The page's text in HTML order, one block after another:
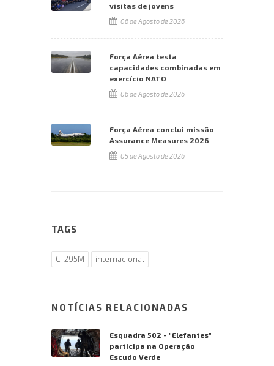
visitas de jovens
06 de Agosto de 2026
Força Aérea testa
capacidades combinadas em
exercício NATO
06 de Agosto de 2026
Força Aérea conclui missão
Assurance Measures 2026
05 de Agosto de 2026
TAGS
C-295M internacional
NOTÍCIAS RELACIONADAS
Esquadra 502 - "Elefantes"
participa na Operação
Escudo Verde